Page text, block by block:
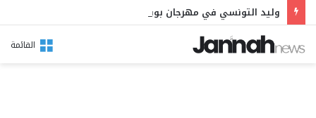
القائمة